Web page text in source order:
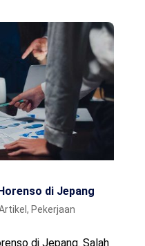
di Jepang
, Pekerjaan
di Jepang. Salah